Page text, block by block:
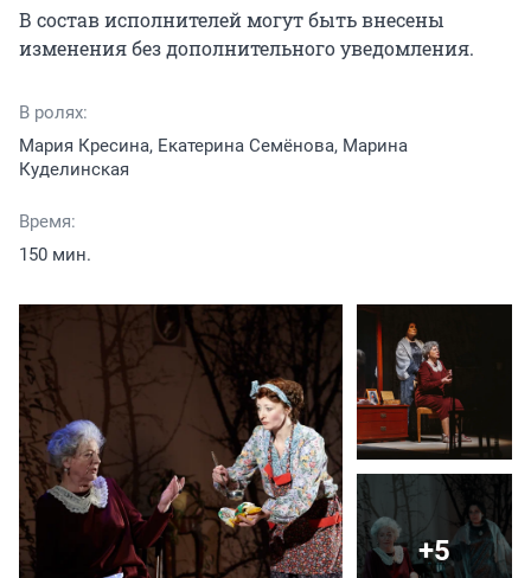
В состав исполнителей могут быть внесены
изменения без дополнительного уведомления.
В ролях:
Мария Кресина, Екатерина Семёнова, Марина
Куделинская
Время:
150 мин.
+5